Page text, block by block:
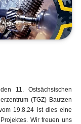
11. Ostsächsischen
(TGZ) Bautzen
19.8.24 ist dies eine
Wir freuen uns